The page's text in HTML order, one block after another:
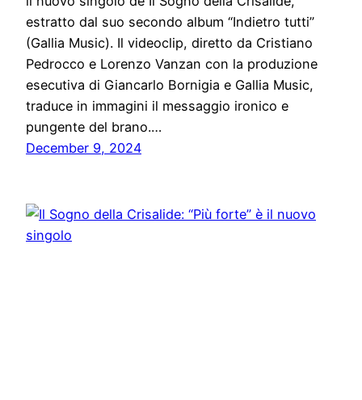
estratto dal suo secondo album “Indietro tutti”
(Gallia Music). Il videoclip, diretto da Cristiano
Pedrocco e Lorenzo Vanzan con la produzione
esecutiva di Giancarlo Bornigia e Gallia Music,
traduce in immagini il messaggio ironico e
pungente del brano.…
December 9, 2024